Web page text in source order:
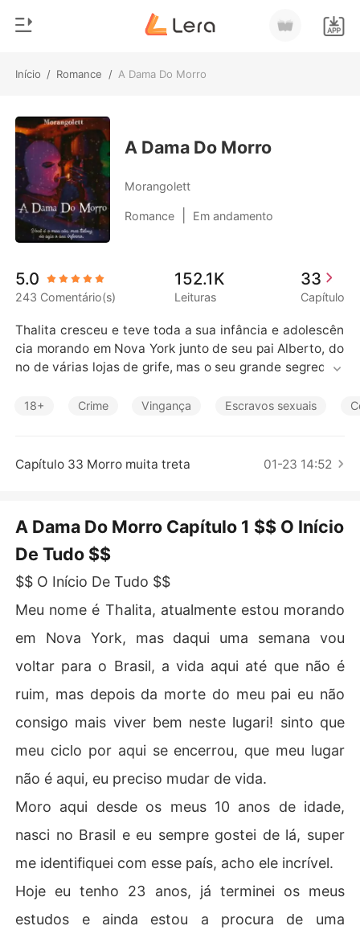
Início / Romance / A Dama Do Morro
Loja
Histórico
Sair
Baixar App
Gênero
Moderno
Lobisomem
Contos
Bilionários
Contos Curtos
A Dama Do Morro
Morangolett
Romance Em andamento
5.0
243 Comentário(s)
152.1K
Leituras
33
Capítulo
Thalita cresceu e teve toda a sua infância e adolescên
cia morando em Nova York junto de seu pai Alberto, do
no de várias lojas de grife, mas o seu grande segredo e
ork, ela não tinha muitos amigos e sua mãe quase não d
Thalita decidiu se mudar para o Brasil, seu pai deixou v
ários patrimônios em seu nome  e um deles é uma casa
  Thalita entrará em um mundo completamente diferent
sobre seu pai e a real história de sua vida.
erengo e sem caráter, ficou em choque quando soube d
a existência de Thalita, mas mal sabia ele que logo logo
mais profundos.
Sexo intenso, amor a prova de fogo, perigo, atração e n
egação...Tudo isso diz um pouco desses dois.
Thalita se tornará a dama do morro, conhecida por todo
s e temida por vários! Ao lado de seu companheiro Zk c
omandaram a favela.
Mas esse romance não vai ser nada fácil...
18+ Crime Vingança Escravos sexuais
Capítulo 33 Morro muita treta 01-23 14:52
A Dama Do Morro Capítulo 1 $$ O Início
De Tudo $$
$$ O Início De Tudo $$
Meu nome é Thalita, atualmente estou morando
em Nova York, mas daqui uma semana vou
voltar para o Brasil, a vida aqui até que não é
ruim, mas depois da morte do meu pai eu não
consigo mais viver bem neste lugari! sinto que
meu ciclo por aqui se encerrou, que meu lugar
não é aqui, eu preciso mudar de vida.
Moro aqui desde os meus 10 anos de idade,
nasci no Brasil e eu sempre gostei de lá, super
me identifiquei com esse país, acho ele incrível.
Hoje eu tenho 23 anos, já terminei os meus
estudos e ainda estou a procura de uma